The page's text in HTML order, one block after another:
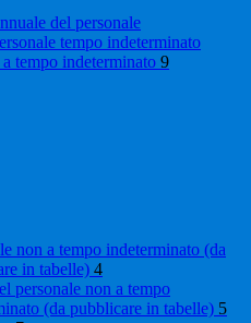
del personale
tempo indeterminato
tempo indeterminato 9
non a tempo indeterminato (da
in tabelle) 4
personale non a tempo
(da pubblicare in tabelle) 5